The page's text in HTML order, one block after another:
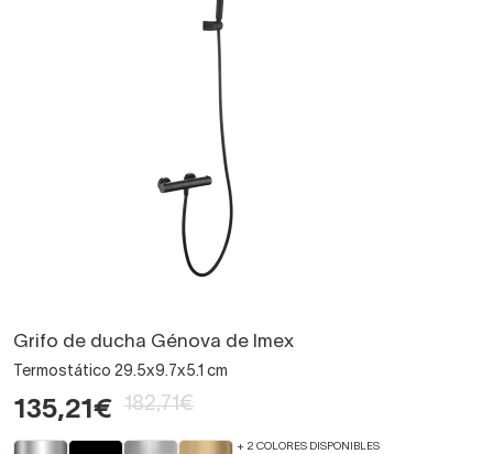
Grifo de ducha Génova de Imex
Termostático 29.5x9.7x5.1 cm
135,21€ 182,71€
+ 2 COLORES DISPONIBLES